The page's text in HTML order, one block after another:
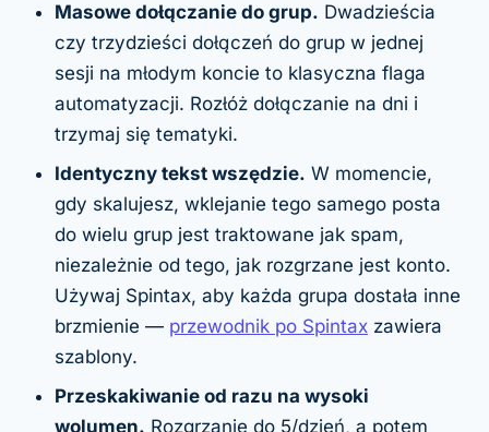
Masowe dołączanie do grup. Dwadzieścia
czy trzydzieści dołączeń do grup w jednej
sesji na młodym koncie to klasyczna flaga
automatyzacji. Rozłóż dołączanie na dni i
trzymaj się tematyki.
Identyczny tekst wszędzie. W momencie,
gdy skalujesz, wklejanie tego samego posta
do wielu grup jest traktowane jak spam,
niezależnie od tego, jak rozgrzane jest konto.
Używaj Spintax, aby każda grupa dostała inne
brzmienie — przewodnik po Spintax zawiera
szablony.
Przeskakiwanie od razu na wysoki
wolumen. Rozgrzanie do 5/dzień, a potem